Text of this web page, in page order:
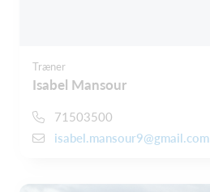
Træner
Isabel Mansour
71503500
isabel.mansour9@gmail.com